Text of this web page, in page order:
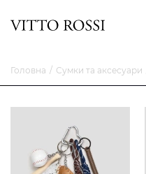
Головна Сумки та аксесуари